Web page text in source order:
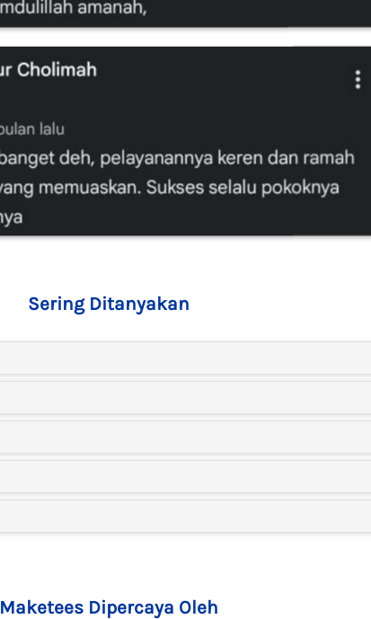
Sering Ditanyakan
Maketees Dipercaya Oleh